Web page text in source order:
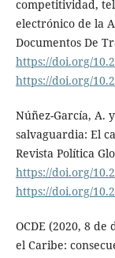
competitividad,
electrónico de la
Documentos De
https://doi.org/
https://doi.org/
Núñez-García, A.
salvaguardia: El
Revista Política
https://doi.org/
https://doi.org/
OCDE (2020, 8
el Caribe: